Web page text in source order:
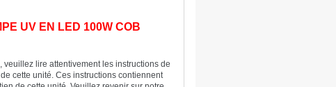
UV EN LED 100W COB
lire attentivement les instructions de
cette unité. Ces instructions contiennent